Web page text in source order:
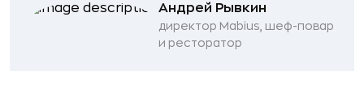
Андрей Рывкин
директор Mabius, шеф-повар
и ресторатор